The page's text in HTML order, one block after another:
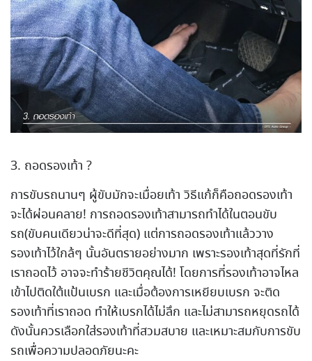
3. ถอดรองเท้า ?
การขับรถนานๆ ผู้ขับมักจะเมื่อยเท้า วิธีแก้ก็คือถอดรองเท้า
จะได้ผ่อนคลาย! การถอดรองเท้าสามารถทำได้ในตอนขับ
รถ(ขับคนเดียวน่าจะดีที่สุด) แต่การถอดรองเท้าแล้ววาง
รองเท้าไว้ใกล้ๆ นั้นอันตรายอย่างมาก เพราะรองเท้าสุดที่รักที่
เราถอดไว้ อาจจะทำร้ายชีวิตคุณได้! โดยการที่รองเท้าอาจไหล
เข้าไปติดใต้แป้นเบรก และเมื่อต้องการเหยียบเบรก จะติด
รองเท้าที่เราถอด ทำให้เบรกได้ไม่ลึก และไม่สามารถหยุดรถได้
ดังนั้นควรเลือกใส่รองเท้าที่สวมสบาย และเหมาะสมกับการขับ
รถเพื่อความปลอดภัยนะคะ